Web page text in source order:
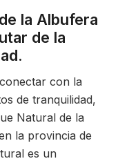
la Albufera
de la
con la
de tranquilidad,
Natural de la
la provincia de
es un